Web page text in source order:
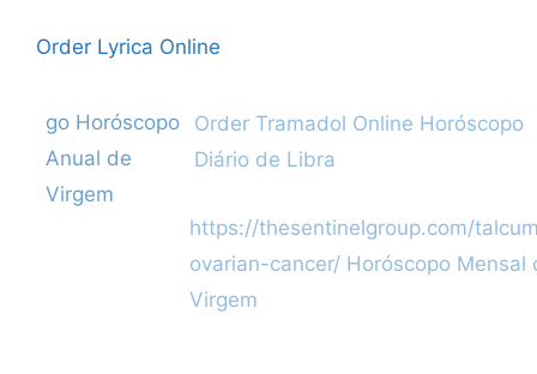
Order Lyrica Online
go Categories
Horóscopo
Anual de
Virgem
Post
navigation
Order Tramadol Online Horóscopo
Diário de Libra
https://thesentinelgroup.com/
ovarian-cancer/ Horóscopo Mensal
Virgem